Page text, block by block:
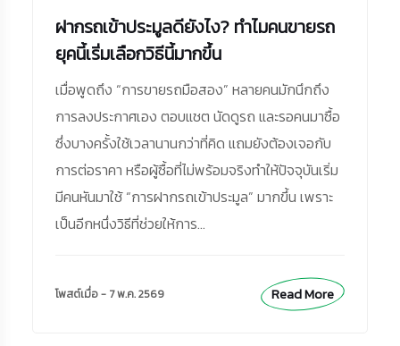
ฝากรถเข้าประมูลดียังไง? ทำไมคนขายรถ
ยุคนี้เริ่มเลือกวิธีนี้มากขึ้น
เมื่อพูดถึง “การขายรถมือสอง” หลายคนมักนึกถึง
การลงประกาศเอง ตอบแชต นัดดูรถ และรอคนมาซื้อ
ซึ่งบางครั้งใช้เวลานานกว่าที่คิด แถมยังต้องเจอกับ
การต่อราคา หรือผู้ซื้อที่ไม่พร้อมจริงทำให้ปัจจุบันเริ่ม
มีคนหันมาใช้ “การฝากรถเข้าประมูล” มากขึ้น เพราะ
เป็นอีกหนึ่งวิธีที่ช่วยให้การ...
โพสต์เมื่อ - 7 พ.ค. 2569 Read More